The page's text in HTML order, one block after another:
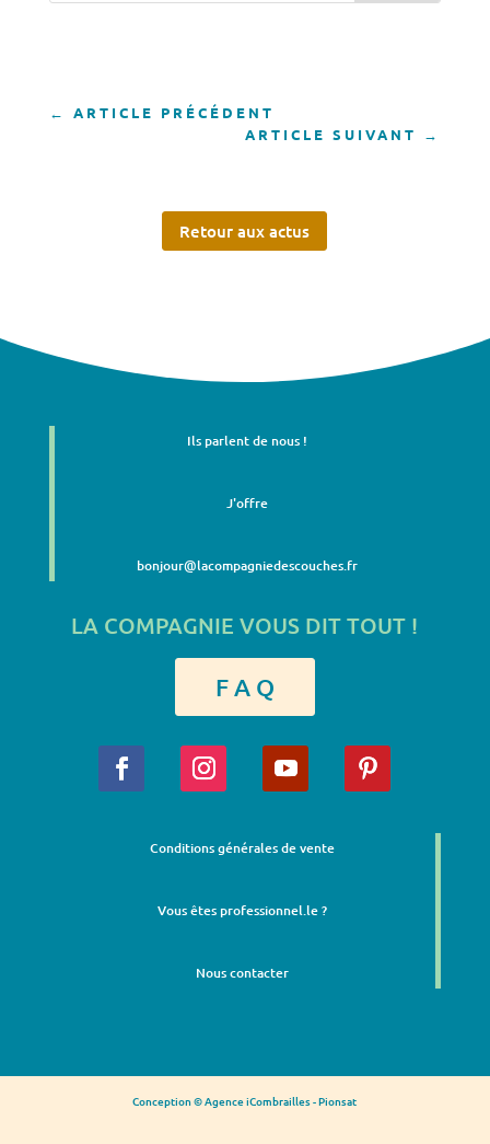
← ARTICLE PRÉCÉDENT
ARTICLE SUIVANT
→
Retour aux actus
Ils parlent de nous !
J'offre
bonjour@lacompagniedescouches.fr
LA COMPAGNIE VOUS DIT TOUT !
F A Q
Conditions générales de vente
Vous êtes professionnel.le ?
Nous contacter
Conception © Agence iCombrailles - Pionsat